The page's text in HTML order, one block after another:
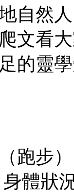
自然人
文看
的靈
跑步）
體狀